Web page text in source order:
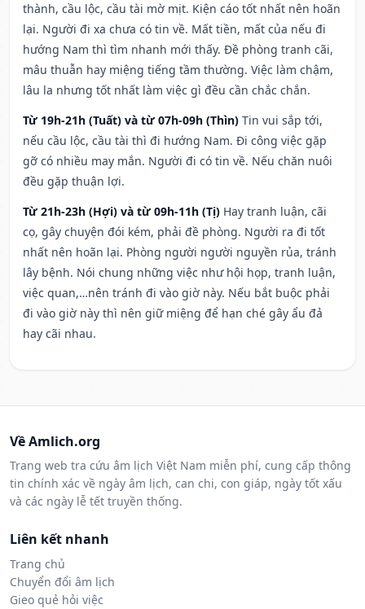
thành, cầu lộc, cầu tài mờ mịt. Kiện cáo tốt nhất nên hoãn
lại. Người đi xa chưa có tin về. Mất tiền, mất của nếu đi
hướng Nam thì tìm nhanh mới thấy. Đề phòng tranh cãi,
mâu thuẫn hay miệng tiếng tầm thường. Việc làm chậm,
lâu la nhưng tốt nhất làm việc gì đều cần chắc chắn.
Từ 19h-21h (Tuất) và từ 07h-09h (Thìn) Tin vui sắp tới,
nếu cầu lộc, cầu tài thì đi hướng Nam. Đi công việc gặp
gỡ có nhiều may mắn. Người đi có tin về. Nếu chăn nuôi
đều gặp thuận lợi.
Từ 21h-23h (Hợi) và từ 09h-11h (Tị) Hay tranh luận, cãi
cọ, gây chuyện đói kém, phải đề phòng. Người ra đi tốt
nhất nên hoãn lại. Phòng người người nguyền rủa, tránh
lây bệnh. Nói chung những việc như hội họp, tranh luận,
việc quan,…nên tránh đi vào giờ này. Nếu bắt buộc phải
đi vào giờ này thì nên giữ miệng để hạn ché gây ẩu đả
hay cãi nhau.
Về Amlich.org
Trang web tra cứu âm lịch Việt Nam miễn phí, cung cấp thông
tin chính xác về ngày âm lịch, can chi, con giáp, ngày tốt xấu
và các ngày lễ tết truyền thống.
Liên kết nhanh
Trang chủ
Chuyển đổi âm lịch
Gieo quẻ hỏi việc